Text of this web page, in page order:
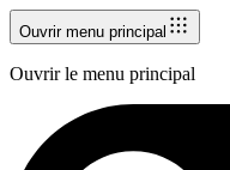
Ouvrir menu principal
Ouvrir le menu principal